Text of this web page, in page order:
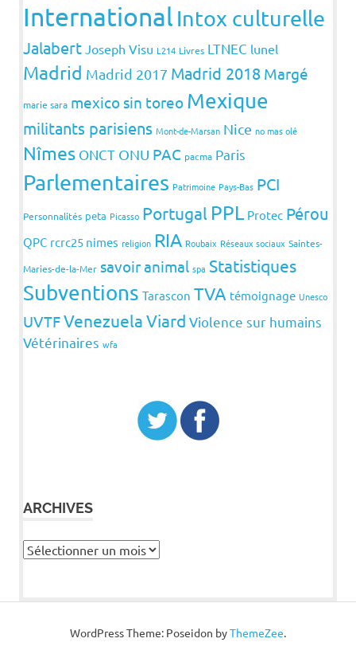
International Intox culturelle
Jalabert Joseph Visu L214 Livres LTNEC lunel
Madrid Madrid 2017 Madrid 2018 Margé
marie sara mexico sin toreo Mexique
militants parisiens Mont-de-Marsan Nice no mas olé
Nîmes ONCT ONU PAC pacma Paris
Parlementaires Patrimoine Pays-Bas PCI
Personnalités peta Picasso Portugal PPL Protec Pérou
QPC rcrc25 nimes religion RIA Roubaix Réseaux sociaux Saintes-
Maries-de-la-Mer savoir animal spa Statistiques
Subventions Tarascon TVA témoignage Unesco
UVTFVenezuelaViard Violence sur humains
Vétérinaires wfa
ARCHIVES
Archives
WordPress Theme: Poseidon byThemeZee